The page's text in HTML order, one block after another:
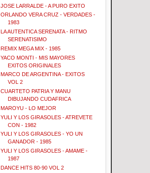
JOSE LARRALDE - A PURO EXITO
ORLANDO VERA CRUZ - VERDADES -
1983
LA AUTENTICA SERENATA - RITMO
SERENATISIMO
REMIX MEGA MIX - 1985
YACO MONTI - MIS MAYORES
EXITOS ORIGINALES
MARCO DE ARGENTINA - EXITOS
VOL 2
CUARTETO PATRIA Y MANU
DIBUJANDO CUDAFRICA
MAROYU - LO MEJOR
YULI Y LOS GIRASOLES - ATREVETE
CON - 1982
YULI Y LOS GIRASOLES - YO UN
GANADOR - 1985
YULI Y LOS GIRASOLES - AMAME -
1987
DANCE HITS 80-90 VOL 2